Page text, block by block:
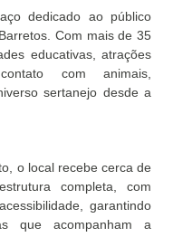
dedicado ao público
Com mais de 35
educativas, atrações
com animais,
sertanejo desde a
o local recebe cerca de
completa, com
garantindo
que acompanham a